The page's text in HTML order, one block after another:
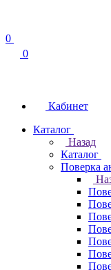
0
0
Кабинет
Каталог
Назад
Каталог
Поверка